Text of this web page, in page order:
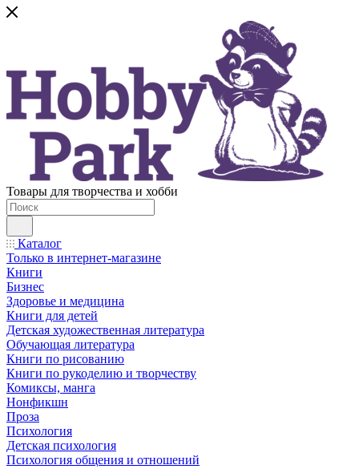
Товары для творчества и хобби
Каталог
Только в интернет-магазине
Книги
Бизнес
Здоровье и медицина
Книги для детей
Детская художественная литература
Обучающая литература
Книги по рисованию
Книги по рукоделию и творчеству
Комиксы, манга
Нонфикшн
Проза
Психология
Детская психология
Психология общения и отношений